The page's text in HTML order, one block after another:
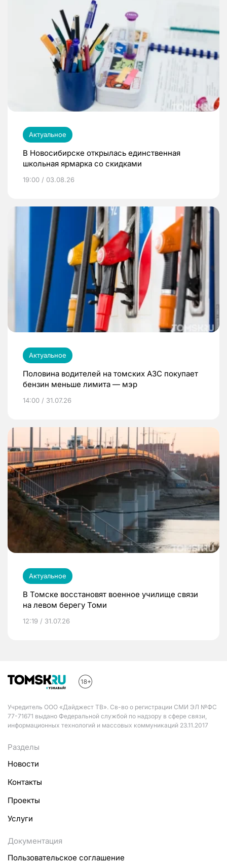
Актуальное
В Новосибирске открылась единственная
школьная ярмарка со скидками
19:00 / 03.08.26
Актуальное
Половина водителей на томских АЗС покупает
бензин меньше лимита — мэр
14:00 / 31.07.26
Актуальное
В Томске восстановят военное училище связи
на левом берегу Томи
12:19 / 31.07.26
Учредитель ООО «Дайджест ТВ». Св-во о регистрации СМИ ЭЛ №ФС
77-71671 выдано Федеральной службой по надзору в сфере связи,
информационных технологий и массовых коммуникаций 23.11.2017
Разделы
Новости
Контакты
Проекты
Услуги
Документация
Пользовательское соглашение